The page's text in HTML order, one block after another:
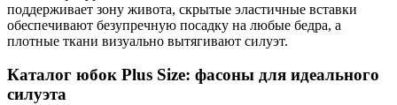
поддерживает зону живота, скрытые эластичные вставки
обеспечивают безупречную посадку на любые бедра, а
плотные ткани визуально вытягивают силуэт.
Каталог юбок Plus Size: фасоны для идеального
силуэта